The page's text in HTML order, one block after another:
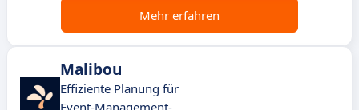
Mehr erfahren
Malibou
Effiziente Planung für